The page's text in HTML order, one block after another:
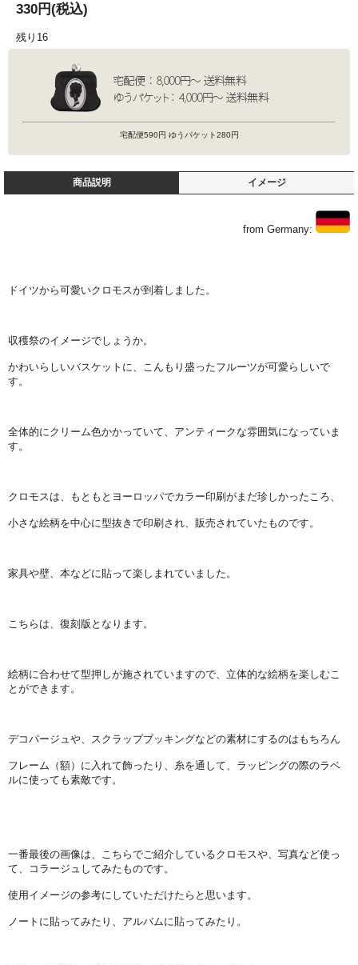
330円(税込)
残り16
宅配便590円 ゆうパケット280円
商品説明 イメージ
from Germany:
ドイツから可愛いクロモスが到着しました。
収穫祭のイメージでしょうか。
かわいらしいバスケットに、こんもり盛ったフルーツが可愛らしいで
す。
全体的にクリーム色かかっていて、アンティークな雰囲気になっていま
す。
クロモスは、もともとヨーロッパでカラー印刷がまだ珍しかったころ、
小さな絵柄を中心に型抜きで印刷され、販売されていたものです。
家具や壁、本などに貼って楽しまれていました。
こちらは、復刻版となります。
絵柄に合わせて型押しが施されていますので、立体的な絵柄を楽しむこ
とができます。
デコパージュや、スクラップブッキングなどの素材にするのはもちろん
フレーム（額）に入れて飾ったり、糸を通して、ラッピングの際のラベ
ルに使っても素敵です。
一番最後の画像は、こちらでご紹介しているクロモスや、写真など使っ
て、コラージュしてみたものです。
使用イメージの参考にしていただけたらと思います。
ノートに貼ってみたり、アルバムに貼ってみたり。